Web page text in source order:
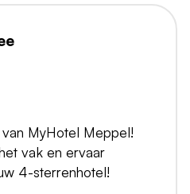
MyHotel Meppel!
vak en ervaar
4-sterrenhotel!